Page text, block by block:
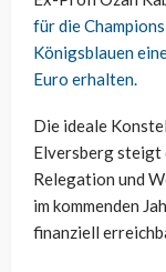
für die
Königsblauen
Euro erhalten.
Die ideale
Elversberg steigt
Relegation und
im kommenden
finanziell